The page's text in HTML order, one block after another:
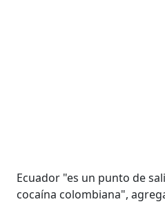
Ecuador "es un punto de
cocaína colombiana",